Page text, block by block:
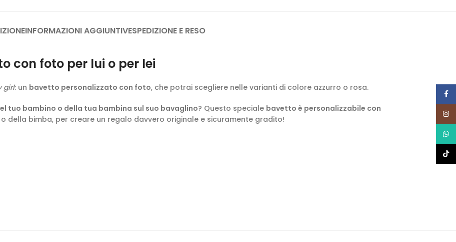
INFORMAZIONI AGGIUNTIVESPEDIZIONE E RESO
con foto per lui o per lei
girl: un bavetto personalizzato con foto, che potrai scegliere nelle varianti di colore azzurro o rosa.
tuo bambino o della tua bambina sul suo bavaglino? Questo speciale bavetto è personalizzabile con
della bimba, per creare un regalo davvero originale e sicuramente gradito!